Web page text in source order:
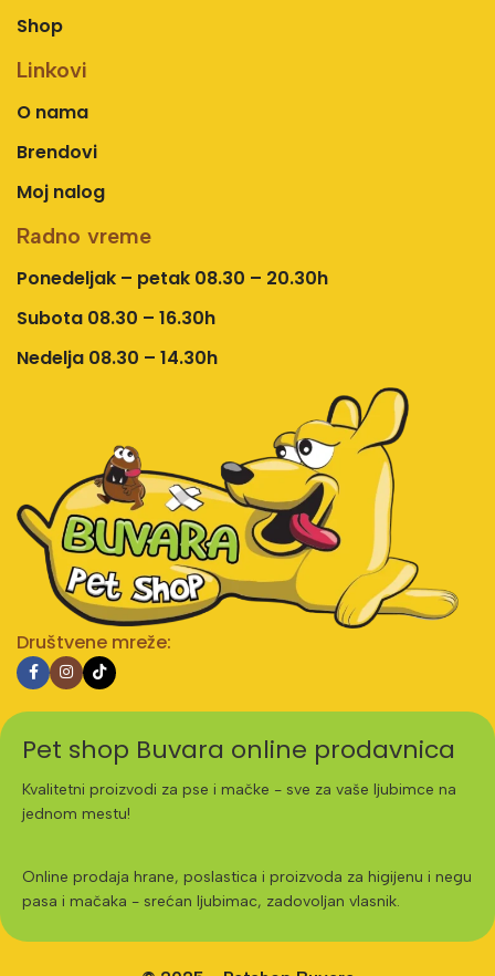
Shop
Linkovi
O nama
Brendovi
Moj nalog
Radno vreme
Ponedeljak – petak 08.30 – 20.30h
Subota 08.30 – 16.30h
Nedelja 08.30 – 14.30h
Društvene mreže:
Pet shop Buvara online prodavnica
Kvalitetni proizvodi za pse i mačke - sve za vaše ljubimce na
jednom mestu!
Online prodaja hrane, poslastica i proizvoda za higijenu i negu
pasa i mačaka - srećan ljubimac, zadovoljan vlasnik.